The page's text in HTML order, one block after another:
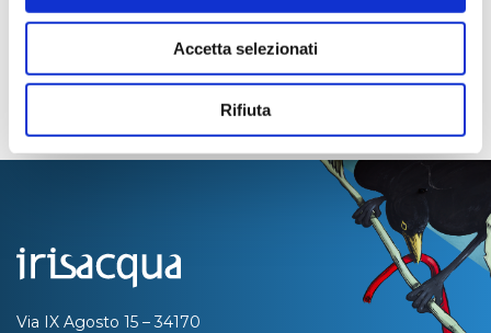
Accetta selezionati
Rifiuta
Via IX Agosto 15 – 34170